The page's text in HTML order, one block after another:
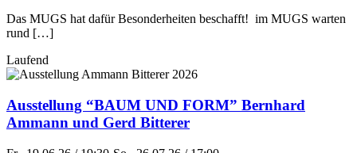
Das MUGS hat dafür Besonderheiten beschafft! im MUGS warten
rund […]
Laufend
Ausstellung “BAUM UND FORM” Bernhard
Ammann und Gerd Bitterer